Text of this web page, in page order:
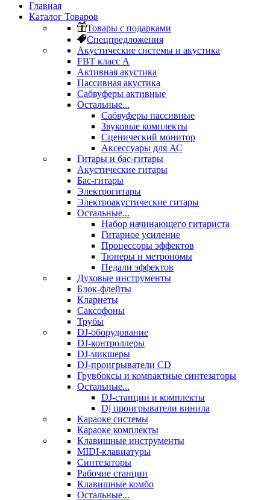
Главная
Каталог Товаров
Товары с подарками
Спецпредложения
Акустические системы и акустика
FBT класс А
Активная акустика
Пассивная акустика
Сабвуферы активные
Остальные...
Сабвуферы пассивные
Звуковые комплекты
Сценический монитор
Аксессуары для АС
Гитары и бас-гитары
Акустические гитары
Бас-гитары
Электрогитары
Электроакустические гитары
Остальные...
Набор начинающего гитариста
Гитарное усиление
Процессоры эффектов
Тюнеры и метрономы
Педали эффектов
Духовые инструменты
Блок-флейты
Кларнеты
Саксофоны
Трубы
DJ-оборудование
DJ-контроллеры
DJ-микшеры
DJ-проигрыватели CD
Грувбоксы и компактные синтезаторы
Остальные...
DJ-станции и комплекты
Dj проигрыватели винила
Караоке системы
Караоке комплекты
Клавишные инструменты
MIDI-клавиатуры
Синтезаторы
Рабочие станции
Клавишные комбо
Остальные...